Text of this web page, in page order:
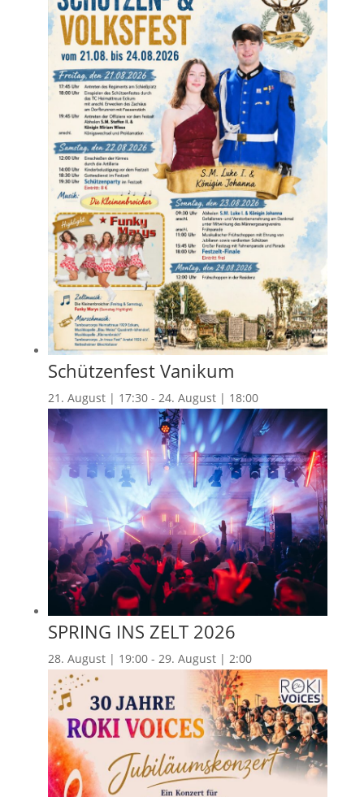
Schützenfest Vanikum
21. August | 17:30- 24. August | 18:00
SPRING INS ZELT 2026
28. August | 19:00- 29. August | 2:00